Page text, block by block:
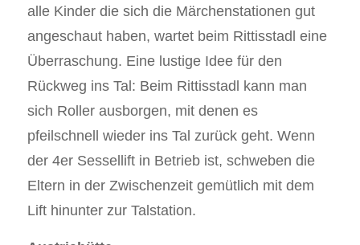
alle Kinder die sich die Märchenstationen gut
angeschaut haben, wartet beim Rittisstadl eine
Überraschung. Eine lustige Idee für den
Rückweg ins Tal: Beim Rittisstadl kann man
sich Roller ausborgen, mit denen es
pfeilschnell wieder ins Tal zurück geht. Wenn
der 4er Sessellift in Betrieb ist, schweben die
Eltern in der Zwischenzeit gemütlich mit dem
Lift hinunter zur Talstation.